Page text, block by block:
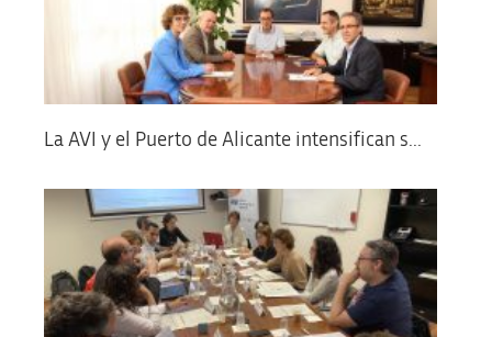
La AVI y el Puerto de Alicante intensifican s...